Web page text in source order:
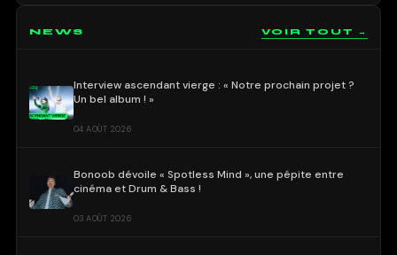
NEWS VOIR TOUT →
Interview ascendant vierge : « Notre prochain projet ?
Un bel album ! »
04 AOÛT 2026
Bonoob dévoile « Spotless Mind », une pépite entre
cinéma et Drum & Bass !
03 AOÛT 2026